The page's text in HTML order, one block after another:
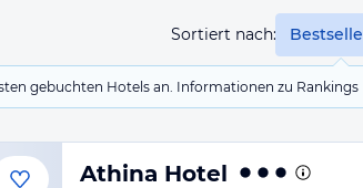
Sortiert nach:
gebuchten Hotels an. Informationen zu
Athina Hotel